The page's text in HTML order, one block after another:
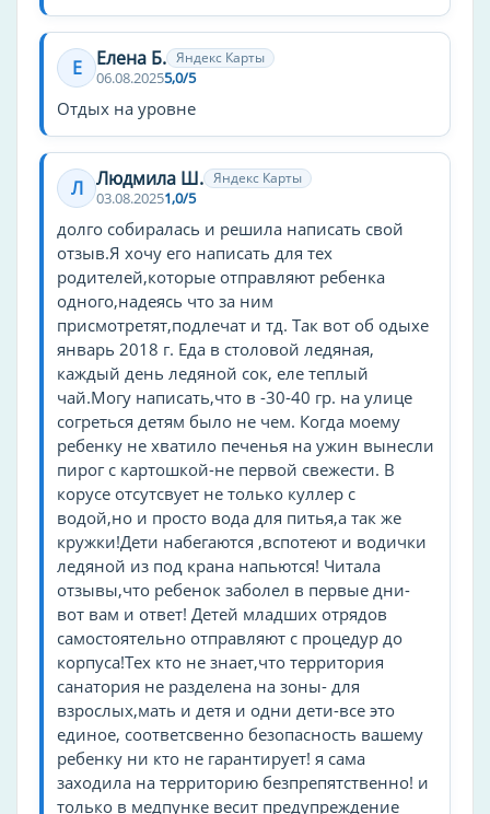
Спорт
теннисный корт
бадминтон
пляжный волейбол
футбол
Тип санатория
оздоровительный комплекс
санаторий
профилакторий
Тип лагеря
санаторий
городской
детский оздоровительный
Спорт и здоровье
Верховая езда
Коньки
Спортзал
Бадминтон
Велосипед
Дартс
Тренажерный зал
Футбольное поле
Е Елена Б. Яндекс Карты
06.08.20255,0/5
Отдых на уровне
Л Людмила Ш. Яндекс Карты
03.08.20251,0/5
долго собиралась и решила написать свой
отзыв.Я хочу его написать для тех
родителей,которые отправляют ребенка
одного,надеясь что за ним
присмотретят,подлечат и тд. Так вот об одыхе
январь 2018 г. Еда в столовой ледяная,
каждый день ледяной сок, еле теплый
чай.Могу написать,что в -30-40 гр. на улице
согреться детям было не чем. Когда моему
ребенку не хватило печенья на ужин вынесли
пирог с картошкой-не первой свежести. В
корусе отсутсвует не только куллер с
водой,но и просто вода для питья,а так же
кружки!Дети набегаются ,вспотеют и водички
ледяной из под крана напьются! Читала
отзывы,что ребенок заболел в первые дни-
вот вам и ответ! Детей младших отрядов
самостоятельно отправляют с процедур до
корпуса!Тех кто не знает,что территория
санатория не разделена на зоны- для
взрослых,мать и детя и одни дети-все это
единое, соответсвенно безопасность вашему
ребенку ни кто не гарантирует! я сама
заходила на территорию безпрепятственно! и
только в медпунке весит предупреждение